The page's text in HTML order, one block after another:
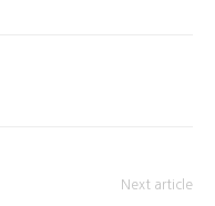
Next article